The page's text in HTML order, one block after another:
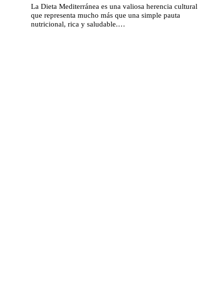
La Dieta Mediterránea es una valiosa herencia cultural
que representa mucho más que una simple pauta
nutricional, rica y saludable.…